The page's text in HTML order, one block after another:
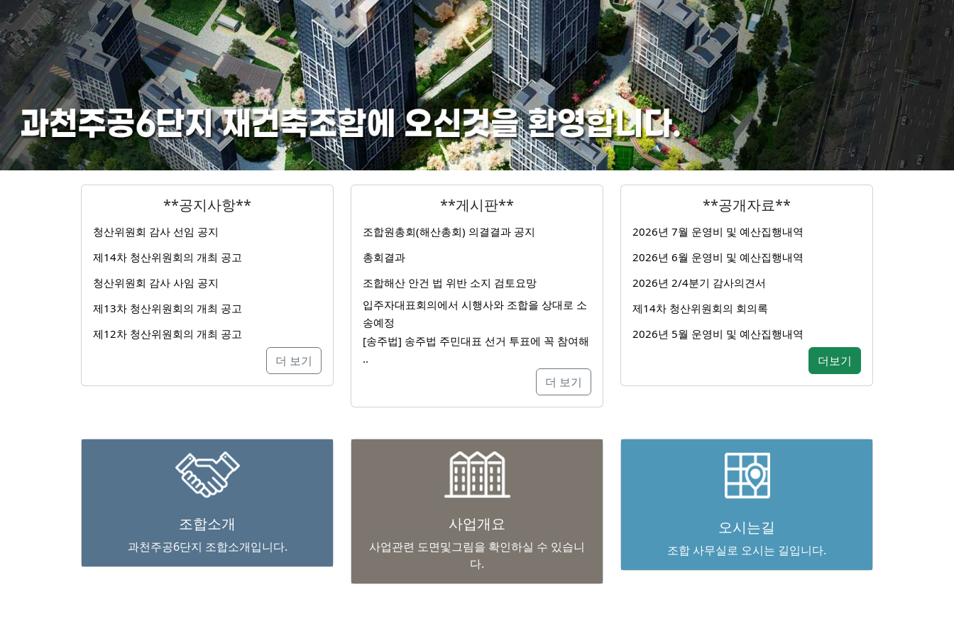
**공지사항**
청산위원회 감사 선임 공지
제14차 청산위원회의 개최 공고
청산위원회 감사 사임 공지
제13차 청산위원회의 개최 공고
제12차 청산위원회의 개최 공고
더 보기
**게시판**
조합원총회(해산총회) 의결결과 공지
총회결과
조합해산 안건 법 위반 소지 검토요망
입주자대표회의에서 시행사와 조합을 상대로 소
송예정
[송주법] 송주법 주민대표 선거 투표에 꼭 참여해
..
더 보기
**공개자료**
2026년 7월 운영비 및 예산집행내역
2026년 6월 운영비 및 예산집행내역
2026년 2/4분기 감사의견서
제14차 청산위원회의 회의록
2026년 5월 운영비 및 예산집행내역
더보기
조합소개
과천주공6단지 조합소개입니다.
사업개요
사업관련 도면및그림을 확인하실 수 있습니
다.
오시는길
조합 사무실로 오시는 길입니다.